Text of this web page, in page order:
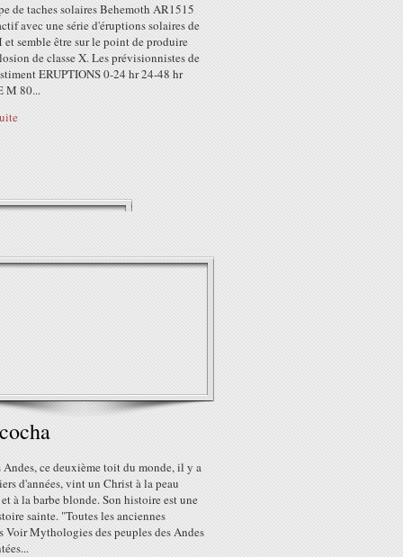
de taches solaires Behemoth AR1515
avec une série d'éruptions solaires de
et semble être sur le point de produire
de classe X. Les prévisionnistes de
ERUPTIONS 0-24 hr 24-48 hr
M 80...
Andes, ce deuxième toit du monde, il y a
d'années, vint un Christ à la peau
à la barbe blonde. Son histoire est une
sainte. "Toutes les anciennes
Voir Mythologies des peuples des Andes